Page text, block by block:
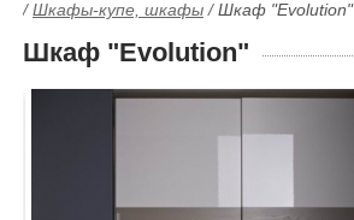
/Шкафы-купе, шкафы /Шкаф "Evolution"
Шкаф "Evolution"